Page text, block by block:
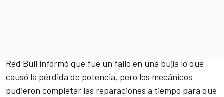
Red Bull informó que fue un fallo en una bujía lo que
causó la pérdida de potencia, pero los mecánicos
pudieron completar las reparaciones a tiempo para que